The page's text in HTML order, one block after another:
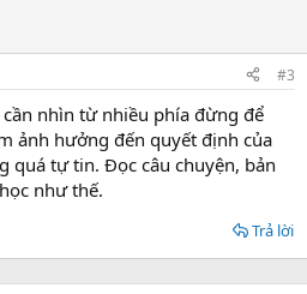
#3
nhìn từ nhiều phía đừng để
ảnh hưởng đến quyết định của
quá tự tin. Đọc câu chuyện, bản
như thế.
Trả lời